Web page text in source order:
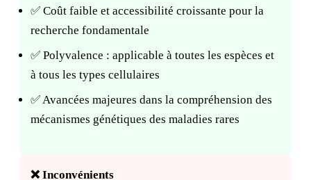
✅ Coût faible et accessibilité croissante pour la
recherche fondamentale
✅ Polyvalence : applicable à toutes les espèces et
à tous les types cellulaires
✅ Avancées majeures dans la compréhension des
mécanismes génétiques des maladies rares
❌ Inconvénients